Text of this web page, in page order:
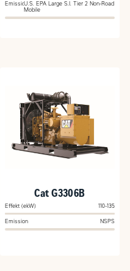
EmissionU.S. EPA Large S.I. Tier 2 Non-Road
Mobile
Cat G3306B
Effekt (ekW) 110-135
Emission NSPS